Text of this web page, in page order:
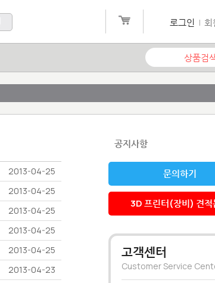
로그인 | 회
2013-04-25
2013-04-25
2013-04-25
2013-04-25
2013-04-25
2013-04-23
공지사항
문의하기
3D 프린터(장비) 견적
고객센터
Customer Service